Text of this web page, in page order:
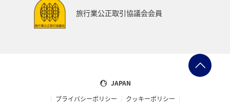
マイルを使う
ANAマイレージクラブ
旅行業公正取引協議会会員
JAPAN
プライバシーポリシー
クッキーポリシー